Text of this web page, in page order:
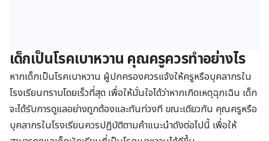
เด็กเป็นโรคเบาหวาน คุณครูควรทำอย่างไร
หากเด็กเป็นโรคเบาหวาน ผู้ปกครองควรแจ้งให้ครูหรือบุคลากรใน
โรงเรียนทราบโดยเร็วที่สุด เพื่อให้มั่นใจได้ว่าหากเกิดเหตุฉุกเฉิน เด็ก
จะได้รับการดูแลอย่างถูกต้องและทันท่วงที ขณะเดียวกัน คุณครูหรือ
บุคลากรในโรงเรียนควรปฏิบัติตามคำแนะนำดังต่อไปนี้ เพื่อให้